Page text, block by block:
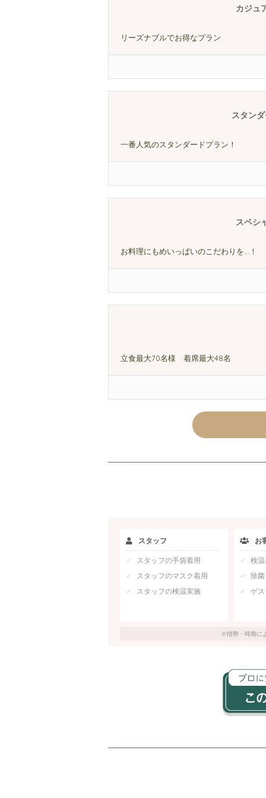
カジュ
リーズナブルでお得なプラン
スタン
一番人気のスタンダードプラン！
スペシ
お料理にもめいっぱいのこだわりを…！
立食最大70名様 着席最大48名
スタッフ
スタッフの手袋着用
スタッフのマスク着用
スタッフの検温実施
お
検
除
ゲ
※情勢・時期に